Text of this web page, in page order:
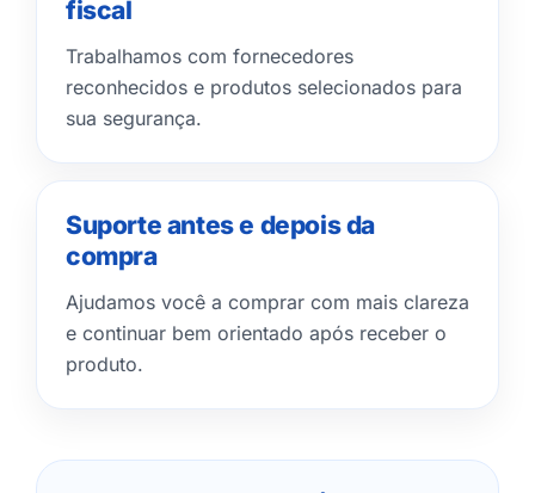
fiscal
Trabalhamos com fornecedores
reconhecidos e produtos selecionados para
sua segurança.
Suporte antes e depois da
compra
Ajudamos você a comprar com mais clareza
e continuar bem orientado após receber o
produto.